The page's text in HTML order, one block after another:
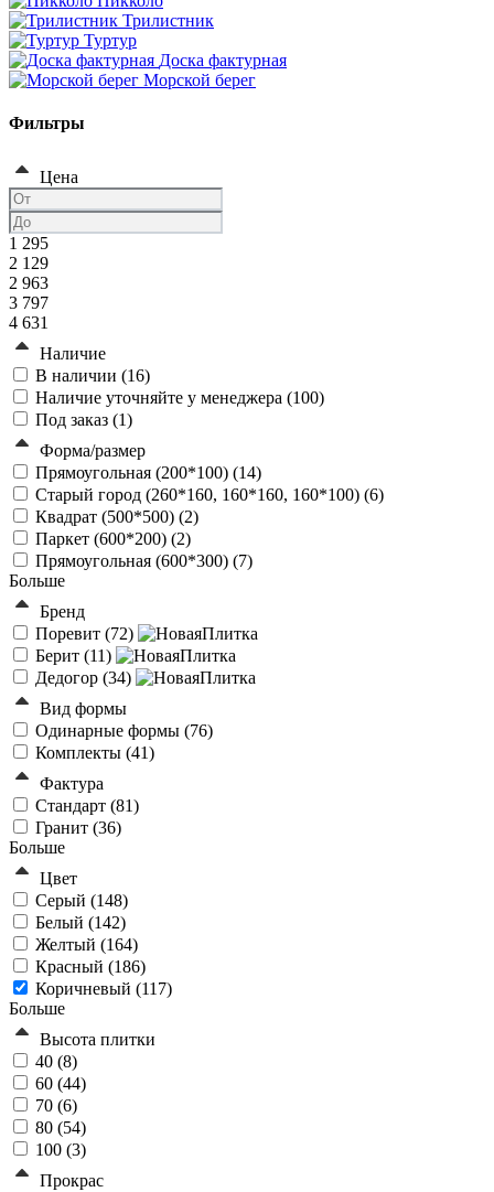
Трилистник
Туртур
Доска фактурная
Морской берег
Фильтры
Цена
1 295
2 129
2 963
3 797
4 631
Наличие
В наличии (16)
Наличие уточняйте у менеджера (100)
Под заказ (1)
Форма/размер
Прямоугольная (200*100) (14)
Старый город (260*160, 160*160, 160*100) (6)
Квадрат (500*500) (2)
Паркет (600*200) (2)
Прямоугольная (600*300) (7)
Больше
Бренд
Поревит (72)
Берит (11)
Дедогор (34)
Вид формы
Одинарные формы (76)
Комплекты (41)
Фактура
Стандарт (81)
Гранит (36)
Больше
Цвет
Серый (148)
Белый (142)
Желтый (164)
Красный (186)
Коричневый (117)
Больше
Высота плитки
40 (8)
60 (44)
70 (6)
80 (54)
100 (3)
Прокрас